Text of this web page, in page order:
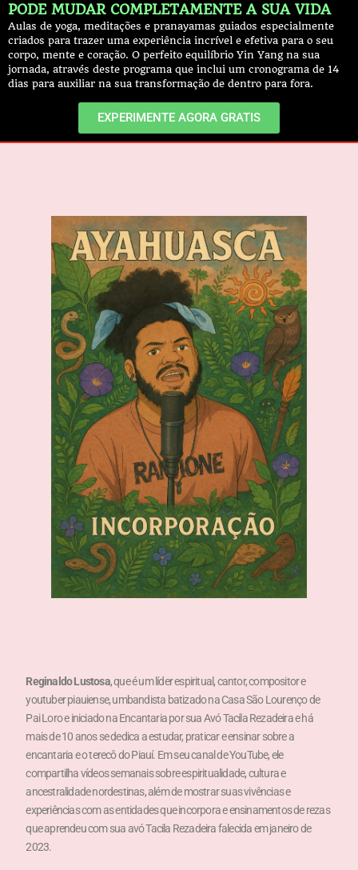
PODE MUDAR COMPLETAMENTE A SUA VIDA
Aulas de yoga, meditações e pranayamas guiados especialmente
criados para trazer uma experiência incrível e efetiva para o seu
corpo, mente e coração. O perfeito equilíbrio Yin Yang na sua
jornada, através deste programa que inclui um cronograma de 14
dias para auxiliar na sua transformação de dentro para fora.
EXPERIMENTE AGORA GRATIS
Reginaldo Lustosa, que é um líder espiritual, cantor, compositor e
youtuber piauiense, umbandista batizado na Casa São Lourenço de
Pai Loro e iniciado na Encantaria por sua Avó Tacila Rezadeira e há
mais de 10 anos se dedica a estudar, praticar e ensinar sobre a
encantaria e o terecô do Piauí. Em seu canal de YouTube, ele
compartilha vídeos semanais sobre espiritualidade, cultura e
ancestralidade nordestinas, além de mostrar suas vivências e
experiências com as entidades que incorpora e ensinamentos de rezas
que aprendeu com sua avó Tacila Rezadeira falecida em janeiro de
2023.